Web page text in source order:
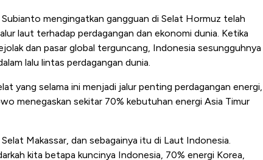
mengingatkan gangguan di Selat Hormuz telah
laut terhadap perdagangan dan ekonomi dunia. Ketika
dan pasar global terguncang, Indonesia sesungguhnya
lalu lintas perdagangan dunia.
yang selama ini menjadi jalur penting perdagangan energi,
menegaskan sekitar 70% kebutuhan energi Asia Timur
Makassar, dan sebagainya itu di Laut Indonesia.
kita betapa kuncinya Indonesia, 70% energi Korea,